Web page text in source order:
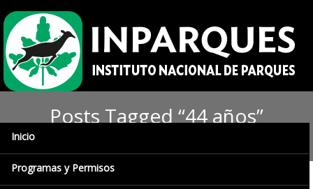
Inicio
Programas y Permisos
Posts Tagged “44 años”